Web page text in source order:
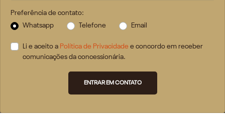
Preferência de contato:
Whatsapp
Telefone Email
Li e aceito a Política de Privacidade e concordo em receber
comunicações da concessionária.
ENTRAR EM CONTATO